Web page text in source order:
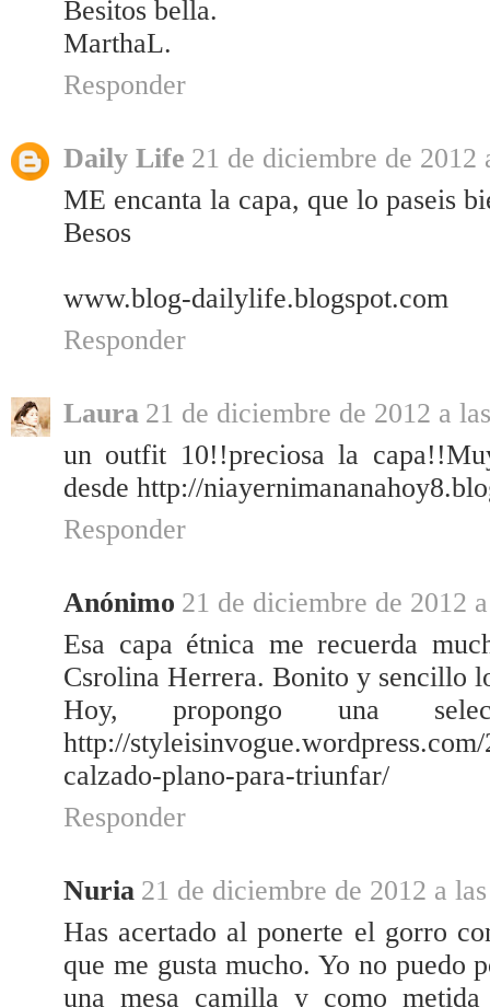
Besitos bella.
MarthaL.
Responder
Daily Life 21 de diciembre de 2012
ME encanta la capa, que lo paseis
Besos
www.blog-dailylife.blogspot.com
Responder
Laura 21 de diciembre de 2012 a
un outfit 10!!preciosa la
desde http://
Responder
Anónimo 21 de diciembre de 2012
Esa capa étnica me recuerda
Csrolina Herrera. Bonito y sencillo
Hoy, propongo una
http://
calzado-plano-para-triunfar/
Responder
Nuria 21 de diciembre de 2012 a
Has acertado al ponerte el gorro
que me gusta mucho. Yo no puedo
una mesa camilla y como